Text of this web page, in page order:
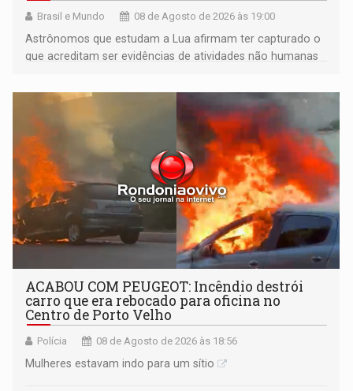
Brasil e Mundo 08 de Agosto de 2026 às 19:00
Astrônomos que estudam a Lua afirmam ter capturado o
que acreditam ser evidências de atividades não humanas
órbita
ACABOU COM PEUGEOT: Incêndio destrói
carro que era rebocado para oficina no
Centro de Porto Velho
Polícia 08 de Agosto de 2026 às 18:56
Mulheres estavam indo para um sítio